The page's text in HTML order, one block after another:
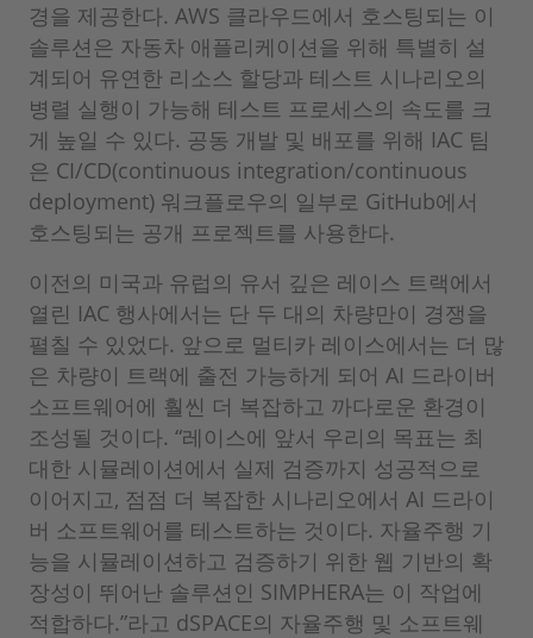
경을 제공한다. AWS 클라우드에서 호스팅되는 이
솔루션은 자동차 애플리케이션을 위해 특별히 설
계되어 유연한 리소스 할당과 테스트 시나리오의
병렬 실행이 가능해 테스트 프로세스의 속도를 크
게 높일 수 있다. 공동 개발 및 배포를 위해 IAC 팀
은 CI/CD(continuous integration/continuous
deployment) 워크플로우의 일부로 GitHub에서
호스팅되는 공개 프로젝트를 사용한다.
이전의 미국과 유럽의 유서 깊은 레이스 트랙에서
열린 IAC 행사에서는 단 두 대의 차량만이 경쟁을
펼칠 수 있었다. 앞으로 멀티카 레이스에서는 더 많
은 차량이 트랙에 출전 가능하게 되어 AI 드라이버
소프트웨어에 훨씬 더 복잡하고 까다로운 환경이
조성될 것이다. “레이스에 앞서 우리의 목표는 최
대한 시뮬레이션에서 실제 검증까지 성공적으로
이어지고, 점점 더 복잡한 시나리오에서 AI 드라이
버 소프트웨어를 테스트하는 것이다. 자율주행 기
능을 시뮬레이션하고 검증하기 위한 웹 기반의 확
장성이 뛰어난 솔루션인 SIMPHERA는 이 작업에
적합하다.”라고 dSPACE의 자율주행 및 소프트웨